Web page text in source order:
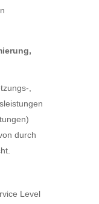
,
durch
Level